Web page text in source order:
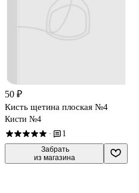
50 ₽
Кисть щетина плоская №4
Кисти №4
· 1
Забрать
из магазина